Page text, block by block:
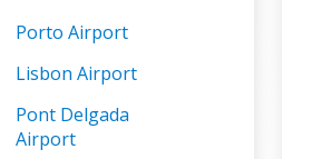
Porto Airport
Lisbon Airport
Pont Delgada
Airport